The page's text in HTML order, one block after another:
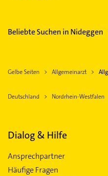
Beliebte Suchen in Nideggen
Gelbe Seiten Allgemeinarzt
Deutschland Nordrhein-Westfalen
Dialog & Hilfe
Ansprechpartner
Häufige Fragen